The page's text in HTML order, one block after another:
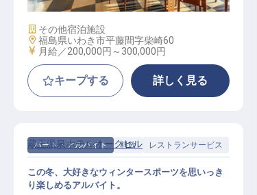
施設業態
その他宿泊施設
勤務地
福島県いわき市平藤間字柴崎60
給与
月給／200,000円～ 300,000円
キープする 詳しく見る
パート・アルバイト 料飲 レストランサービス
蔵王温泉ホテルオークヒル
この冬、大好きなウィンタースポーツを思いっき
り楽しめるアルバイト。